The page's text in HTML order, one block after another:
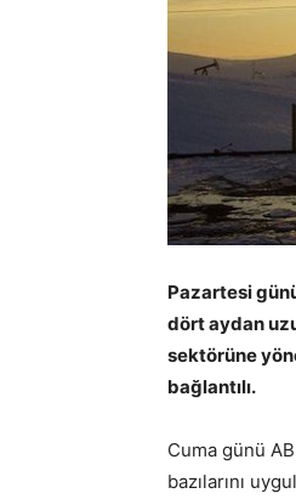
Pazartesi
dört aydan
sektörüne
bağlantılı.
Cuma günü
bazılarını